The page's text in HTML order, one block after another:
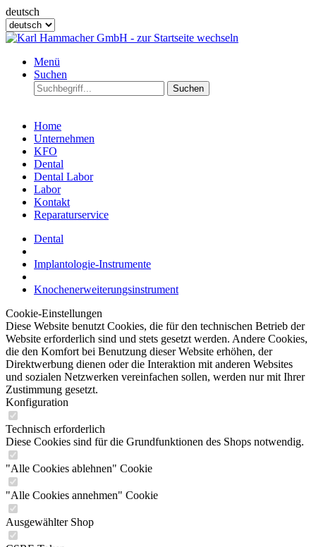
deutsch
Menü
Suchen
Suchen
Home
Unternehmen
KFO
Dental
Dental Labor
Labor
Kontakt
Reparaturservice
Dental
Implantologie-Instrumente
Knochenerweiterungsinstrument
Cookie-Einstellungen
Diese Website benutzt Cookies, die für den technischen Betrieb der
Website erforderlich sind und stets gesetzt werden. Andere Cookies,
die den Komfort bei Benutzung dieser Website erhöhen, der
Direktwerbung dienen oder die Interaktion mit anderen Websites
und sozialen Netzwerken vereinfachen sollen, werden nur mit Ihrer
Zustimmung gesetzt.
Konfiguration
Technisch erforderlich
Diese Cookies sind für die Grundfunktionen des Shops notwendig.
"Alle Cookies ablehnen" Cookie
"Alle Cookies annehmen" Cookie
Ausgewählter Shop